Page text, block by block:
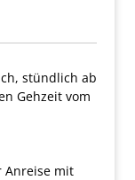
stündlich ab
Gehzeit vom
Anreise mit